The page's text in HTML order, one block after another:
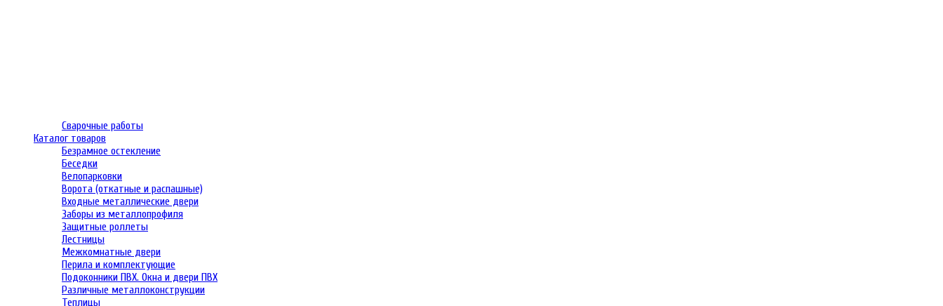
Сварочные работы
Каталог товаров
Безрамное остекление
Беседки
Велопарковки
Ворота (откатные и распашные)
Входные металлические двери
Заборы из металлопрофиля
Защитные роллеты
Лестницы
Межкомнатные двери
Перила и комплектующие
Подоконники ПВХ. Окна и двери ПВХ
Различные металлоконструкции
Теплицы